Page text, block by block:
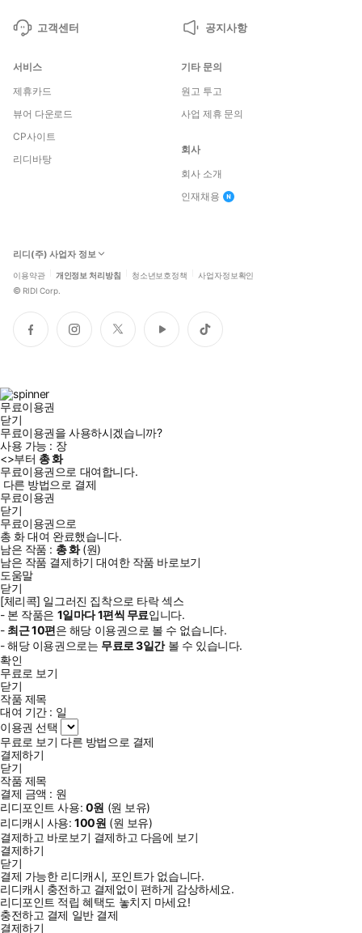
고객센터 공지사항
서비스
제휴카드
뷰어 다운로드
CP사이트
리디바탕
기타 문의
원고 투고
사업 제휴 문의
회사
회사 소개
인재채용
리디(주) 사업자 정보
이용약관 개인정보 처리방침 청소년보호정책 사업자정보확인
© RIDI Corp.
페
이
인
스
트
위
유
튜
틱
톡
무료이용권
닫기
무료이용권을 사용하시겠습니까?
사용 가능 : 장
<>부터 총화
무료이용권으로 대여합니다.
다른 방법으로 결제
무료이용권
닫기
무료이용권으로
총 화대여 완료했습니다.
남은 작품 : 총화(원)
남은 작품 결제하기 대여한 작품 바로보기
도움말
닫기
[체리콕] 일그러진 집착으로 타락 섹스
- 본 작품은 1일마다1편씩 무료입니다.
- 최근10편은 해당 이용권으로 볼 수 없습니다.
- 해당 이용권으로는 무료로3일간볼 수 있습니다.
확인
무료로 보기
닫기
작품 제목
대여 기간 : 일
이용권 선택
무료로 보기 다른 방법으로 결제
결제하기
닫기
작품 제목
결제 금액 : 원
리디포인트 사용: 0원 (원 보유)
리디캐시 사용:100원 (원 보유)
결제하고 바로보기 결제하고 다음에 보기
결제하기
닫기
결제 가능한 리디캐시, 포인트가 없습니다.
리디캐시 충전하고 결제없이 편하게 감상하세요.
리디포인트 적립 혜택도 놓치지 마세요!
충전하고 결제 일반 결제
결제하기